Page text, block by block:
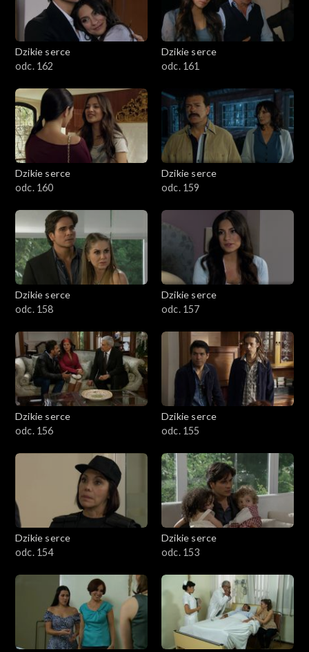
Dzikie serce
odc. 162
Dzikie serce
odc. 161
Dzikie serce
odc. 160
Dzikie serce
odc. 159
Dzikie serce
odc. 158
Dzikie serce
odc. 157
Dzikie serce
odc. 156
Dzikie serce
odc. 155
Dzikie serce
odc. 154
Dzikie serce
odc. 153